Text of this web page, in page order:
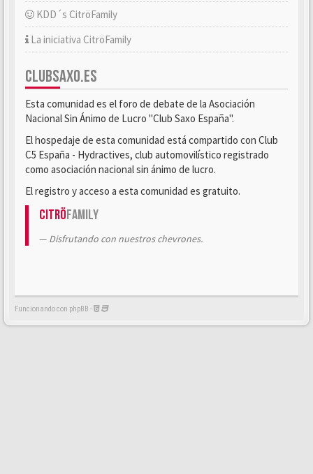
KDD´s CitröFamily
La iniciativa CitröFamily
CLUBSAXO.ES
Esta comunidad es el foro de debate de la Asociación
Nacional Sin Ánimo de Lucro "Club Saxo España".
El hospedaje de esta comunidad está compartido con Club
C5 España - Hydractives, club automovilístico registrado
como asociación nacional sin ánimo de lucro.
El registro y acceso a esta comunidad es gratuito.
CitröFamily
Disfrutando con nuestros chevrones.
Funcionando con phpBB -